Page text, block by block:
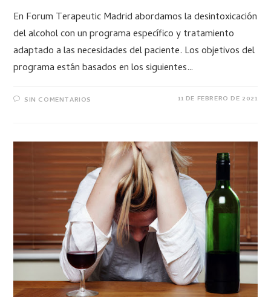
En Forum Terapeutic Madrid abordamos la desintoxicación
del alcohol con un programa específico y tratamiento
adaptado a las necesidades del paciente. Los objetivos del
programa están basados en los siguientes…
SIN COMENTARIOS 11 DE FEBRERO DE 2021